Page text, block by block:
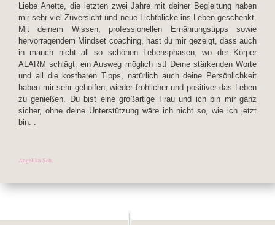
Liebe Anette, die letzten zwei Jahre mit deiner Begleitung haben
mir sehr viel Zuversicht und neue Lichtblicke ins Leben geschenkt.
Mit deinem Wissen, professionellen Ernährungstipps sowie
hervorragendem Mindset coaching, hast du mir gezeigt, dass auch
in manch nicht all so schönen Lebensphasen, wo der Körper
ALARM schlägt, ein Ausweg möglich ist! Deine stärkenden Worte
und all die kostbaren Tipps, natürlich auch deine Persönlichkeit
haben mir sehr geholfen, wieder fröhlicher und positiver das Leben
zu genießen. Du bist eine großartige Frau und ich bin mir ganz
sicher, ohne deine Unterstützung wäre ich nicht so, wie ich jetzt
bin. .
Angelika Sch.